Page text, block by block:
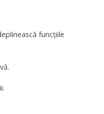
funcțiile